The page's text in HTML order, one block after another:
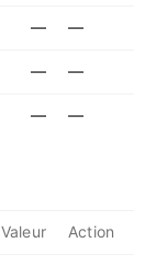
— —
— —
— —
Valeur Action